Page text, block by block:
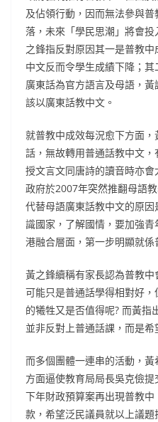
及佔領行動，因而無法參與
落，未來「學民思潮」將會
之鋒指反對原因其一是普教
中文反而令學生成績下降；
廣東話為官方語言及母語，
該以廣東話教中文。
就普教中成效每況愈下方面
話，無故轉用普通話教中文
授文言文同唐詩的讀音時亦
政府於2007年突然推翻母語
代替母語廣東話教中文的原
識國家，了解國情，要加強
港融合層面，第一步明顯就係
黃之鋒續稱有家長認為普教
可能只是普通話學得相對好
的犧牲又是否值得呢? 而黃指
並非反對上普通話課，而是希
而多個團體一連串的活動，
方面逼使教育局局長吳克儉
下年財政預算案再出現普教
款，希望泛民議員就以上議